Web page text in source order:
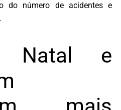
do número de acidentes e
Natal e